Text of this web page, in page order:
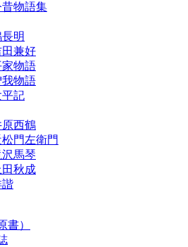
昔物語集
明
田兼好
家物語
我物語
平記
原西鶴
門左衛門
馬琴
田秋成
諧
書）